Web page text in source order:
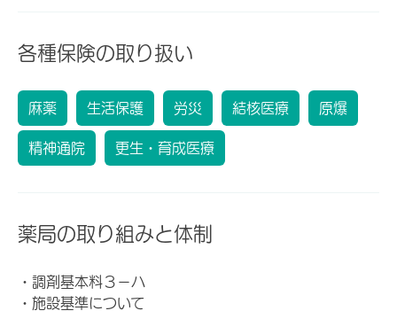
各種保険の取り扱い
麻薬 生活保護 労災 結核医療 原爆
精神通院 更生・育成医療
薬局の取り組みと体制
・調剤基本料３－ハ
・施設基準について